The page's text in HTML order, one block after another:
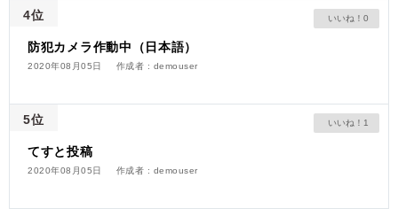
0
4位
防犯カメラ作動中（日本語）
2020年08月05日 作成者 : demouser
1
5位
てすと投稿
2020年08月05日 作成者 : demouser